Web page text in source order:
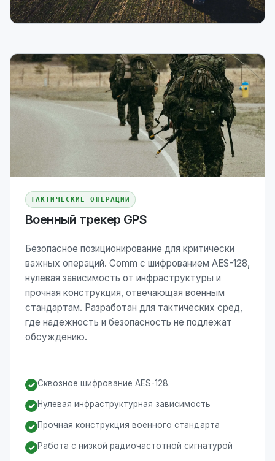
ТАКТИЧЕСКИЕ ОПЕРАЦИИ
Военный трекер GPS
Безопасное позиционирование для критически
важных операций. Comm с шифрованием AES-128,
нулевая зависимость от инфраструктуры и
прочная конструкция, отвечающая военным
стандартам. Разработан для тактических сред,
где надежность и безопасность не подлежат
обсуждению.
✓ Сквозное шифрование AES-128.
✓ Нулевая инфраструктурная зависимость
✓ Прочная конструкция военного стандарта
✓ Работа с низкой радиочастотной сигнатурой